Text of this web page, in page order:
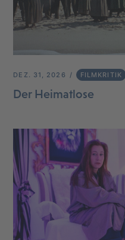
DEZ. 31, 2026 FILMKRITIK
Der Heimatlose